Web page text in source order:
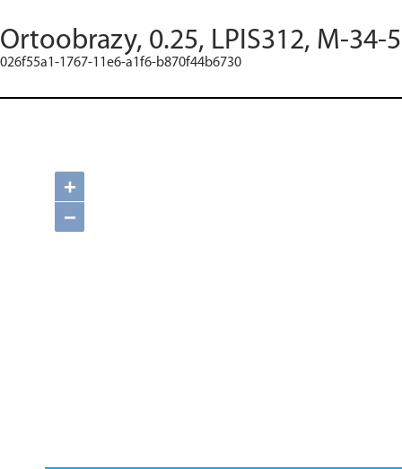
Ortoobrazy, 0.25, LPIS312, M-34-
026f55a1-1767-11e6-a1f6-b870f44b6730
+
−